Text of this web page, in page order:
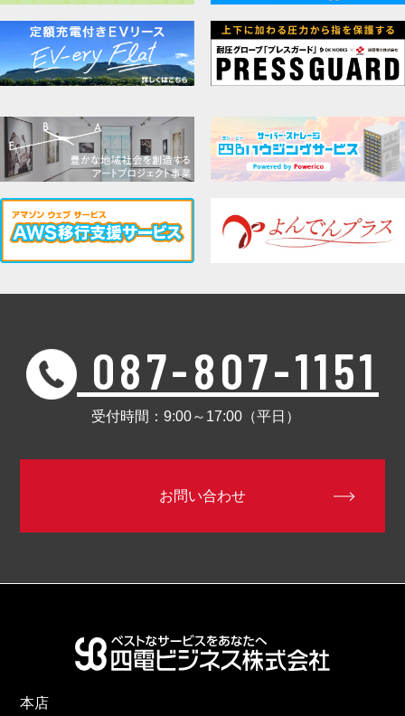
087-807-1151
受付時間：9:00～17:00（平日）
お問い合わせ
本店